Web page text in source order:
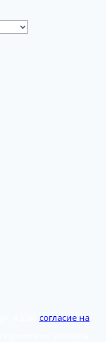
согласие на